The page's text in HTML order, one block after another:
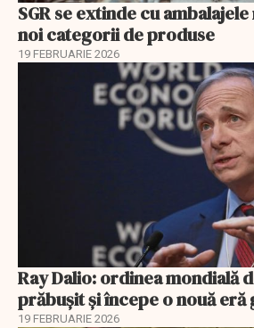
SGR se extinde cu
noi categorii de produse
19 FEBRUARIE 2026
Ray Dalio: ordinea mondială
prăbușit și începe o nouă
19 FEBRUARIE 2026